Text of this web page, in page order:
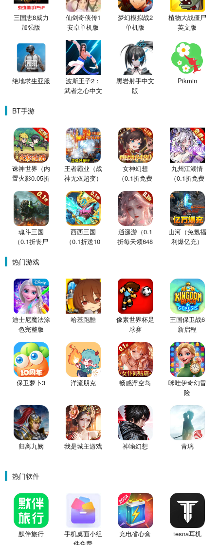
三国志8威力
加强版
仙剑奇侠传1
安卓单机版
梦幻模拟战2
单机版
植物大战僵尸
英文版
绝地求生亚服
波斯王子2：
武者之心中文
黑岩射手中文
版
Pikmin
BT手游
诛神世界（内
置火影0.05折
王者霸业（战
神无双超变）
女神幻想
（0.1折免费
九州江湖情
（0.1折免费
魂斗三国
（0.1折丧尸
西西三国
（0.1折送10
逍遥游（0.1
折每天领648
山河（免氪福
利爆亿充）
热门游戏
迪士尼魔法涂
色完整版
哈基跑酷
像素世界杯足
球赛
王国保卫战6
新启程
保卫萝卜3 洋流朋克 畅感浮空岛
咪哇伊奇幻冒
险
归离九阙 我是城主游戏 神谕幻想 青璃
热门软件
默伴旅行
手机桌面小组
充电省心盒 tesna耳机